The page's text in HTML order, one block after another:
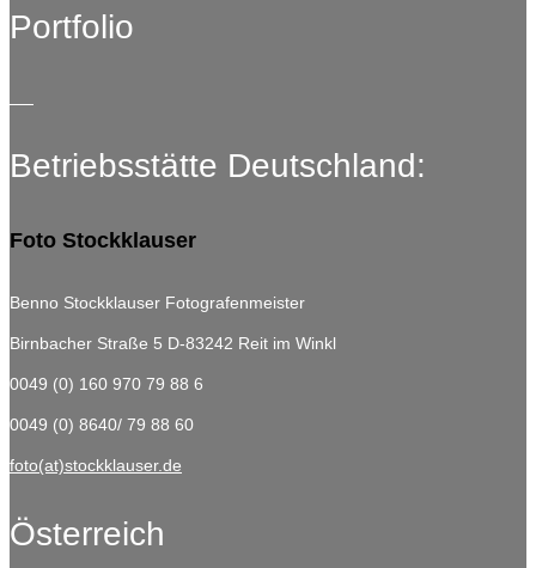
Portfolio
Betriebsstätte Deutschland:
Foto Stockklauser
Benno Stockklauser Fotografenmeister
Birnbacher Straße 5 D-83242 Reit im Winkl
0049 (0) 160 970 79 88 6
0049 (0) 8640/ 79 88 60
foto(at)stockklauser.de
Österreich